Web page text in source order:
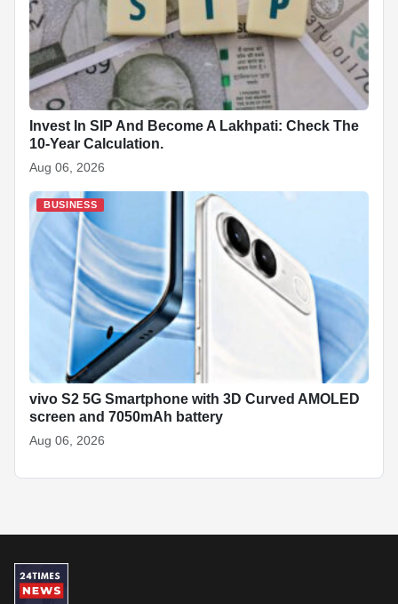
Invest In SIP And Become A Lakhpati: Check The
10-Year Calculation.
Aug 06, 2026
BUSINESS
vivo S2 5G Smartphone with 3D Curved AMOLED
screen and 7050mAh battery
Aug 06, 2026